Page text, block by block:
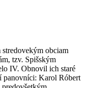
obciam
tzv. Spišským
IV. Obnovil ich staré
Karol Róbert